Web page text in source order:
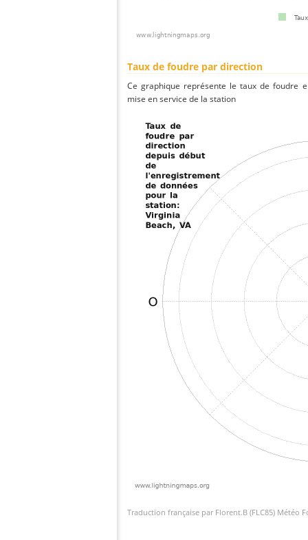
Taux de foudre par direction
Ce graphique représente le taux de foudre
mise en service de la station
Traduction française par Florent.B (FLC85) Météo